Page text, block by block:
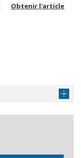
Obtenir l'article
Obtenir l'article
Obtenir l'article